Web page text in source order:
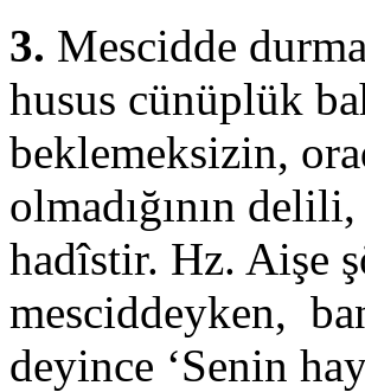
3. Mescidde
husus cünüplük
beklemeksizin,
olmadığının
hadîstir. Hz. Aişe
mesciddeyken,
deyince ‘Senin